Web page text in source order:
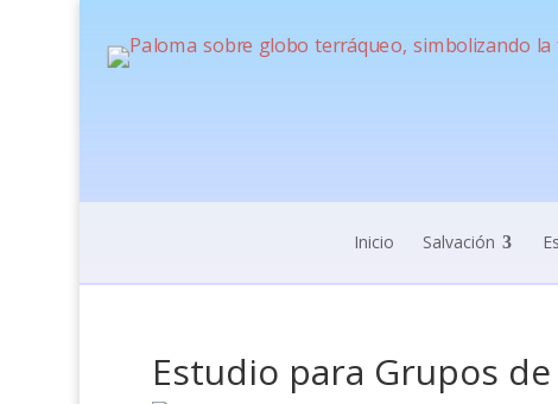
Inicio Salvación
Estudio para Grupos de